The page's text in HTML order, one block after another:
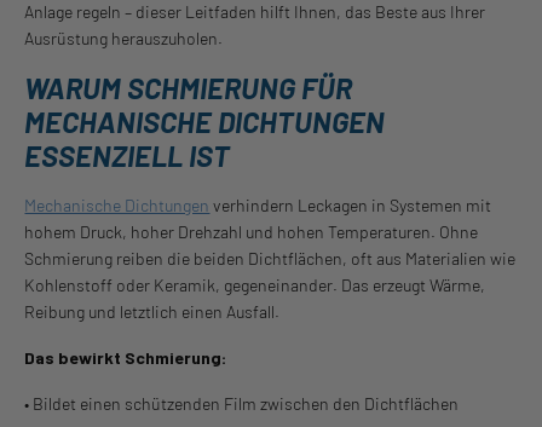
Anlage regeln – dieser Leitfaden hilft Ihnen, das Beste aus Ihrer
Ausrüstung herauszuholen.
WARUM SCHMIERUNG FÜR
MECHANISCHE DICHTUNGEN
ESSENZIELL IST
Mechanische Dichtungen verhindern Leckagen in Systemen mit
hohem Druck, hoher Drehzahl und hohen Temperaturen. Ohne
Schmierung reiben die beiden Dichtflächen, oft aus Materialien wie
Kohlenstoff oder Keramik, gegeneinander. Das erzeugt Wärme,
Reibung und letztlich einen Ausfall.
Das bewirkt Schmierung:
• Bildet einen schützenden Film zwischen den Dichtflächen